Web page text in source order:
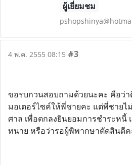
ผู้เยี่ยมชม
4 พ.ค. 2555 08:15 #3
ขอรบกวนสอบถามด้วยนะคะ คือว่
มอเตอร์ไซค์ให้พี่ชายคะ แต่พี่ชายไ
ศาล เพื่อตกลงยินยอมการชำระหนี้
ทนาย หรือว่ารอผู้พิพากษาตัดสินดี